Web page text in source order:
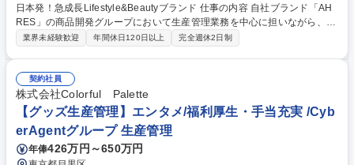
日本発！急成長Lifestyle&Beautyブランド 仕事の内容 自社ブランド「AH
RES」の商品開発グループにおいて生産管理業務を中心に担いながら、商
品開発アシスタントとして開発進行を支えていただきます。 【業務詳細】
期調整 (2)商品開発アシスタント業務：■商品サンプル管理/整理 ■サンプル
発送 ■試作や開発進行に関するスケジュール管理補助 ■会議議事録作成/共
有 ■開発プロジェクトにおける各種サポート業務 ■社内外（工場/資材メー
カー等）との調整補助 募集職種 ★面接1回★【生産管理/商品開発補助】
日本発！急成長Lifestyle&Beautyブランド
業界未経験歓迎 年間休日120日以上 完全週休2日制
契約社員
株式会社Colorful Palette
【グッズ生産管理】エンタメ/福利厚生・手当充実 /Cyb
erAgentグループ 生産管理
年俸426万円～650万円